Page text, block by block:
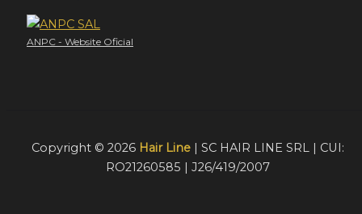
ANPC - Website Oficial
Copyright © 2026 Hair Line| SC HAIR LINE SRL | CUI:
RO21260585 | J26/419/2007